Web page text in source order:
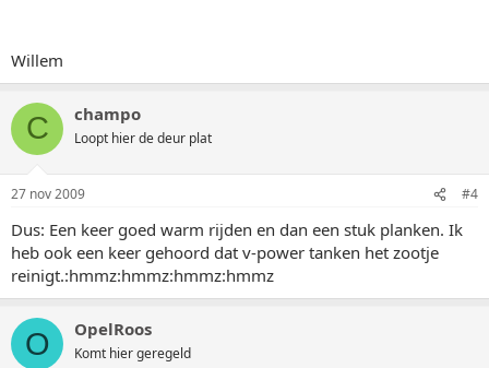
Willem
C champo
Loopt hier de deur plat
27 nov 2009 #4
Dus: Een keer goed warm rijden en dan een stuk planken. Ik
heb ook een keer gehoord dat v-power tanken het zootje
reinigt.:hmmz:hmmz:hmmz:hmmz
O OpelRoos
Komt hier geregeld